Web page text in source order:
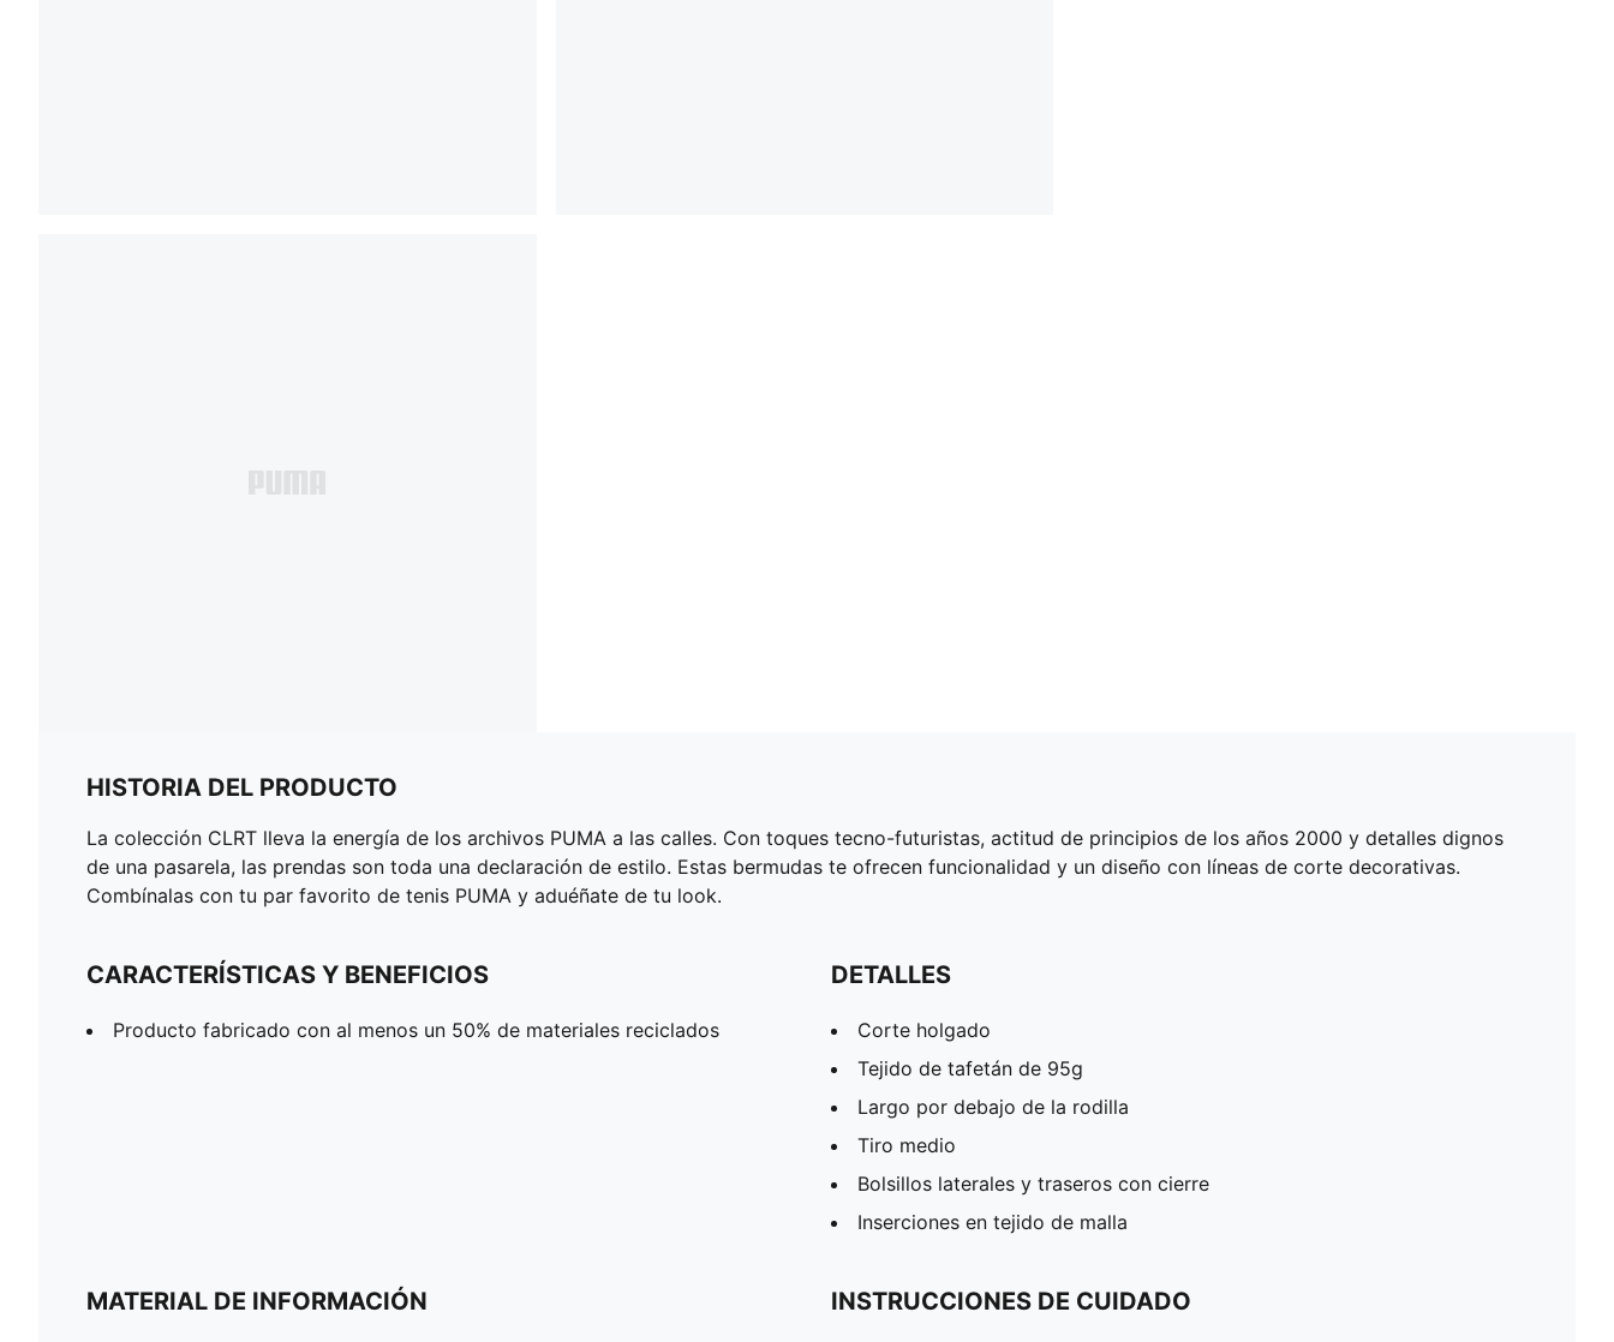
HISTORIA DEL PRODUCTO
La colección CLRT lleva la energía de los archivos PUMA a las calles. Con toques tecno-futuristas, actitud de principios de los años 2000 y detalles dignos
de una pasarela, las prendas son toda una declaración de estilo. Estas bermudas te ofrecen funcionalidad y un diseño con líneas de corte decorativas.
Combínalas con tu par favorito de tenis PUMA y aduéñate de tu look.
CARACTERÍSTICAS Y BENEFICIOS
Producto fabricado con al menos un 50% de materiales reciclados
DETALLES
Corte holgado
Tejido de tafetán de 95g
Largo por debajo de la rodilla
Tiro medio
Bolsillos laterales y traseros con cierre
Inserciones en tejido de malla
MATERIAL DE INFORMACIÓN INSTRUCCIONES DE CUIDADO